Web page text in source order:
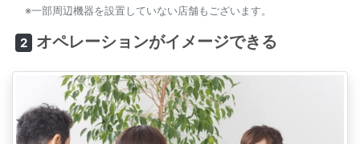
※一部周辺機器を設置していない店舗もございます。
2 オペレーションがイメージできる